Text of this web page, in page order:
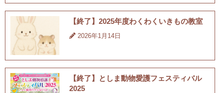
【終了】2025年度わくわくいきもの教室
2026年1月14日
【終了】としま動物愛護フェスティバル
2025